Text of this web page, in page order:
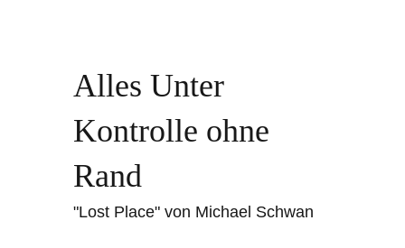
Alles Unter
Kontrolle ohne
Rand
"Lost Place" von Michael Schwan